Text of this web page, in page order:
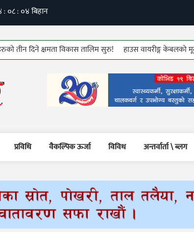
दिने क्षमता विकास तालिम सुरु! हाउस वायरीङ्ग केबलको मूल्यवृद्धि!
प्रविधि वैकल्पिक ऊर्जा विविध अन्तर्वार्ता \ ब्लग